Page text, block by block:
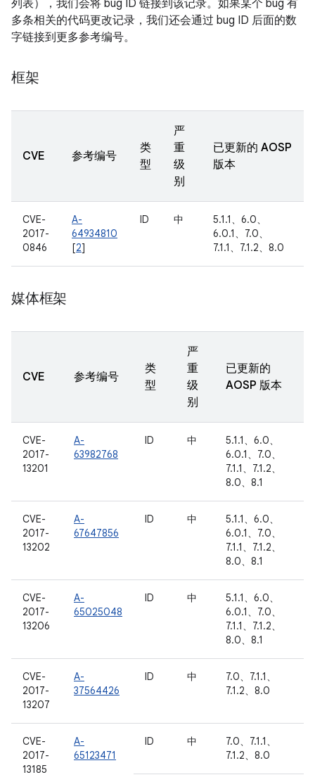
列表），我们会将 bug ID 链接到该记录。如果某个 bug 有
多条相关的代码更改记录，我们还会通过 bug ID 后面的数
字链接到更多参考编号。
框架
CVE 参考编号
类
型
严
重
级
别
已更新的 AOSP
版本
CVE-
2017-
0846
A-
64934810
[2]
ID 中
5.1.1、6.0、
6.0.1、7.0、
7.1.1、7.1.2、8.0
媒体框架
CVE 参考编号
类
型
严
重
级
别
已更新的
AOSP 版本
CVE-
2017-
13201
A-
63982768
ID 中
5.1.1、6.0、
6.0.1、7.0、
7.1.1、7.1.2、
8.0、8.1
CVE-
2017-
13202
A-
67647856
ID 中
5.1.1、6.0、
6.0.1、7.0、
7.1.1、7.1.2、
8.0、8.1
CVE-
2017-
13206
A-
65025048
ID 中
5.1.1、6.0、
6.0.1、7.0、
7.1.1、7.1.2、
8.0、8.1
CVE-
2017-
13207
A-
37564426
ID 中
7.0、7.1.1、
7.1.2、8.0
CVE-
2017-
13185
A-
65123471
ID 中
7.0、7.1.1、
7.1.2、8.0